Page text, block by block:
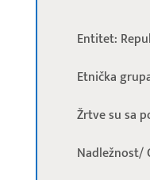
Entitet:
Etnička
Žrtve su sa
Nadležnost/